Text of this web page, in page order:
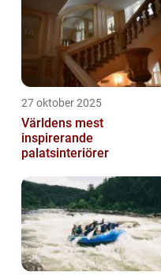
27 oktober 2025
Världens mest
inspirerande
palatsinteriörer